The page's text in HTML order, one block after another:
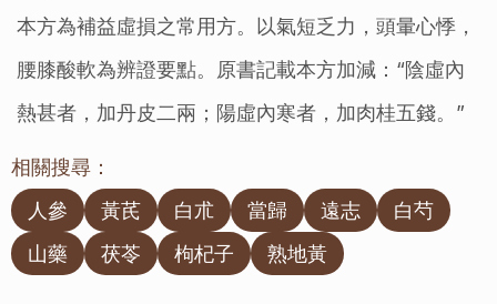
本方為補益虛損之常用方。以氣短乏力，頭暈心悸，
腰膝酸軟為辨證要點。原書記載本方加減：“陰虛內
熱甚者，加丹皮二兩；陽虛內寒者，加肉桂五錢。”
相關搜尋：
人參
黃芪 白朮 當歸 遠志
白芍
山藥
茯苓 枸杞子 熟地黃